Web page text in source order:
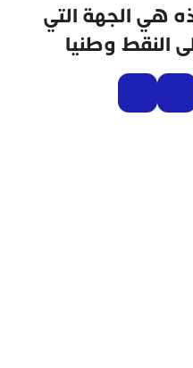
هي الجهة التي
النقط وطنيا